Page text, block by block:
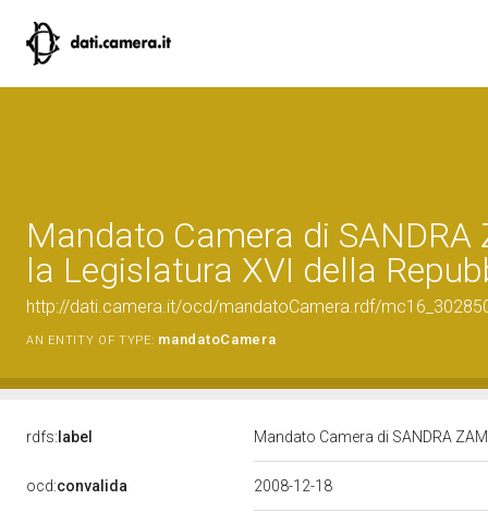
Mandato Camera di SANDRA
la Legislatura XVI della
http://dati.camera.it/ocd/mandatoCamera.rdf/
AN ENTITY OF TYPE: mandatoCamera
rdfs: label Mandato Camera di SANDRA
ocd:convalida 2008-12-18